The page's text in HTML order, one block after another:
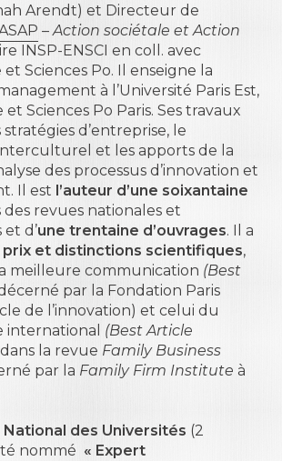
Arendt) et Directeur de
–Action sociétale et Action
INSP-ENSCI en coll. avec
Sciences Po. Il enseigne la
à l’Université Paris Est,
Sciences Po Paris. Ses travaux
d’entreprise, le
et les apports de la
des processus d’innovation et
Il est l’auteur d’une soixantaine
des revues nationales et
d’une trentaine d’ouvrages. Il a
prix et distinctions scientifiques,
meilleure communication (Best
par la Fondation Paris
de l’innovation) et celui du
international (Best Article
la revue Family Business
par la Family Firm Institute à
National des Universités (2
nommé « Expert